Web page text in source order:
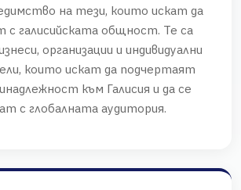
на тези, които искат да
с галисийската общност. Те са
организации и индивидуални
които искат да подчертаят
към Галисия и да се
с глобалната аудитория.